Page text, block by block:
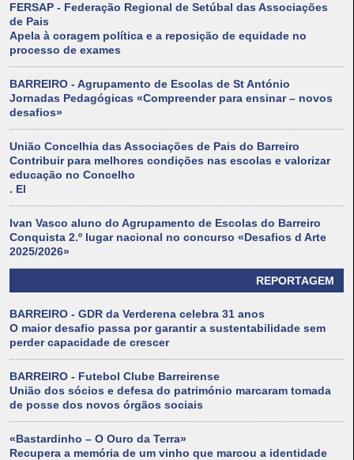
FERSAP - Federação Regional de Setúbal das Associações
de Pais
Apela à coragem política e a reposição de equidade no
processo de exames
BARREIRO - Agrupamento de Escolas de St António
Jornadas Pedagógicas «Compreender para ensinar – novos
desafios»
União Concelhia das Associações de Pais do Barreiro
Contribuir para melhores condições nas escolas e valorizar
educação no Concelho
. El
Ivan Vasco aluno do Agrupamento de Escolas do Barreiro
Conquista 2.º lugar nacional no concurso «Desafios d Arte
2025/2026»
REPORTAGEM
BARREIRO - GDR da Verderena celebra 31 anos
O maior desafio passa por garantir a sustentabilidade sem
perder capacidade de crescer
BARREIRO - Futebol Clube Barreirense
União dos sócios e defesa do património marcaram tomada
de posse dos novos órgãos sociais
«Bastardinho – O Ouro da Terra»
Recupera a memória de um vinho que marcou a identidade